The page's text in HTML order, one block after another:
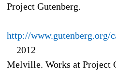
Project Gutenberg.
http://www.gutenberg.org/
2012
Melville. Works at Project